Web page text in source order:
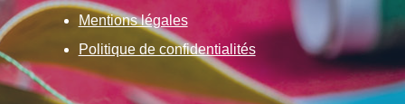
Mentions légales
Politique de confidentialités